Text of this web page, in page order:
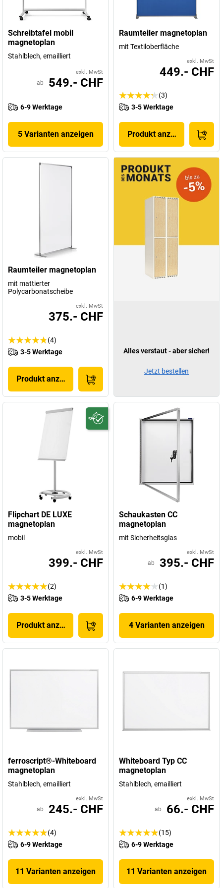
Schreibtafel mobil
magnetoplan
Stahlblech, emailliert
exkl. MwSt
ab 549.- CHF
6-9 Werktage
5 Varianten anzeigen
Raumteiler magnetoplan
mit Textiloberfläche
exkl. MwSt
449.- CHF
(3)
3-5 Werktage
Produkt anzeigen
Raumteiler magnetoplan
mit mattierter
Polycarbonatscheibe
exkl. MwSt
375.- CHF
(4)
3-5 Werktage
Produkt anzeigen
Flipchart DE LUXE
magnetoplan
mobil
exkl. MwSt
399.- CHF
(2)
3-5 Werktage
Produkt anzeigen
Schaukasten CC
magnetoplan
mit Sicherheitsglas
exkl. MwSt
ab 395.- CHF
(1)
6-9 Werktage
4 Varianten anzeigen
ferroscript®-Whiteboard
magnetoplan
Stahlblech, emailliert
exkl. MwSt
ab 245.- CHF
(4)
6-9 Werktage
11 Varianten anzeigen
Whiteboard Typ CC
magnetoplan
Stahlblech, emailliert
exkl. MwSt
ab 66.- CHF
(15)
6-9 Werktage
11 Varianten anzeigen
Alles verstaut - aber sicher!
Jetzt bestellen